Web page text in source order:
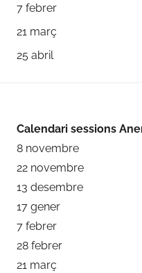
7 febrer
21 març
25 abril
Calendari sessions
8 novembre
22 novembre
13 desembre
17 gener
7 febrer
28 febrer
21 març